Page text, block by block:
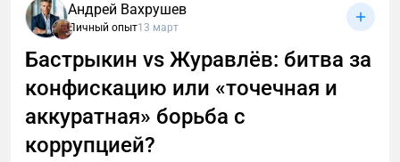
Андрей Вахрушев
Личный опыт13 март
Бастрыкин vs Журавлёв: битва за
конфискацию или «точечная и
аккуратная» борьба с
коррупцией?